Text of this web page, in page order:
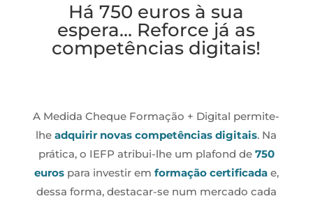
Há 750 euros à sua
espera… Reforce já as
competências digitais!
A Medida Cheque Formação + Digital permite-
lheadquirir novas competências digitais. Na
prática, o IEFP atribui-lhe um plafond de 750
eurospara investir em formação certificadae,
dessa forma, destacar-se num mercado cada